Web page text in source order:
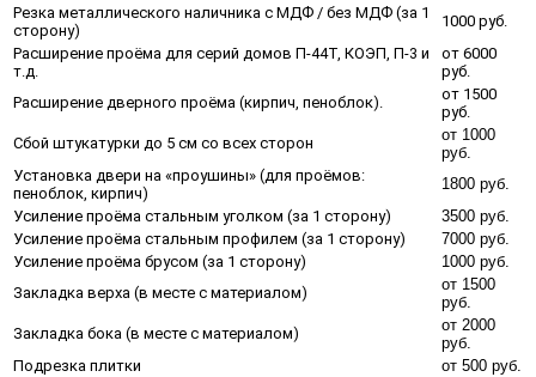
Резка металлического наличника с МДФ / без МДФ (за 1
сторону)
1000 руб.
Расширение проёма для серий домов П-44Т, КОЭП, П-3 и
т.д.
от 6000
руб.
Расширение дверного проёма (кирпич, пеноблок).
от 1500
руб.
Сбой штукатурки до 5 см со всех сторон
от 1000
руб.
Установка двери на «проушины» (для проёмов:
пеноблок, кирпич)
1800 руб.
Усиление проёма стальным уголком (за 1 сторону)
3500 руб.
Усиление проёма стальным профилем (за 1 сторону)
7000 руб.
Усиление проёма брусом (за 1 сторону)
1000 руб.
Закладка верха (в месте с материалом)
от 1500
руб.
Закладка бока (в месте с материалом)
от 2000
руб.
Подрезка плитки
от 500 руб.